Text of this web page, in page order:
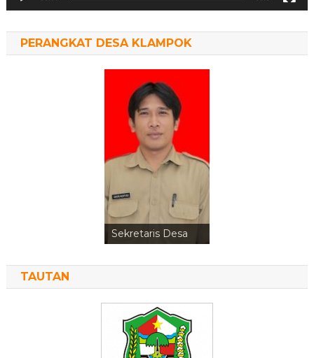
PERANGKAT DESA KLAMPOK
Sekretaris Desa
TAUTAN